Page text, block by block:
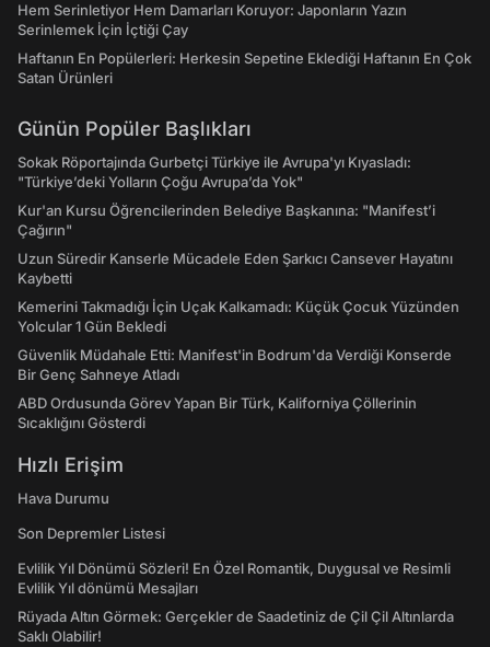
Hem Serinletiyor Hem Damarları Koruyor: Japonların Yazın
Serinlemek İçin İçtiği Çay
Haftanın En Popülerleri: Herkesin Sepetine Eklediği Haftanın En Çok
Satan Ürünleri
Günün Popüler Başlıkları
Sokak Röportajında Gurbetçi Türkiye ile Avrupa'yı Kıyasladı:
"Türkiye’deki Yolların Çoğu Avrupa’da Yok"
Kur'an Kursu Öğrencilerinden Belediye Başkanına: "Manifest’i
Çağırın"
Uzun Süredir Kanserle Mücadele Eden Şarkıcı Cansever Hayatını
Kaybetti
Kemerini Takmadığı İçin Uçak Kalkamadı: Küçük Çocuk Yüzünden
Yolcular 1 Gün Bekledi
Güvenlik Müdahale Etti: Manifest'in Bodrum'da Verdiği Konserde
Bir Genç Sahneye Atladı
ABD Ordusunda Görev Yapan Bir Türk, Kaliforniya Çöllerinin
Sıcaklığını Gösterdi
Hızlı Erişim
Hava Durumu
Son Depremler Listesi
Evlilik Yıl Dönümü Sözleri! En Özel Romantik, Duygusal ve Resimli
Evlilik Yıl dönümü Mesajları
Rüyada Altın Görmek: Gerçekler de Saadetiniz de Çil Çil Altınlarda
Saklı Olabilir!